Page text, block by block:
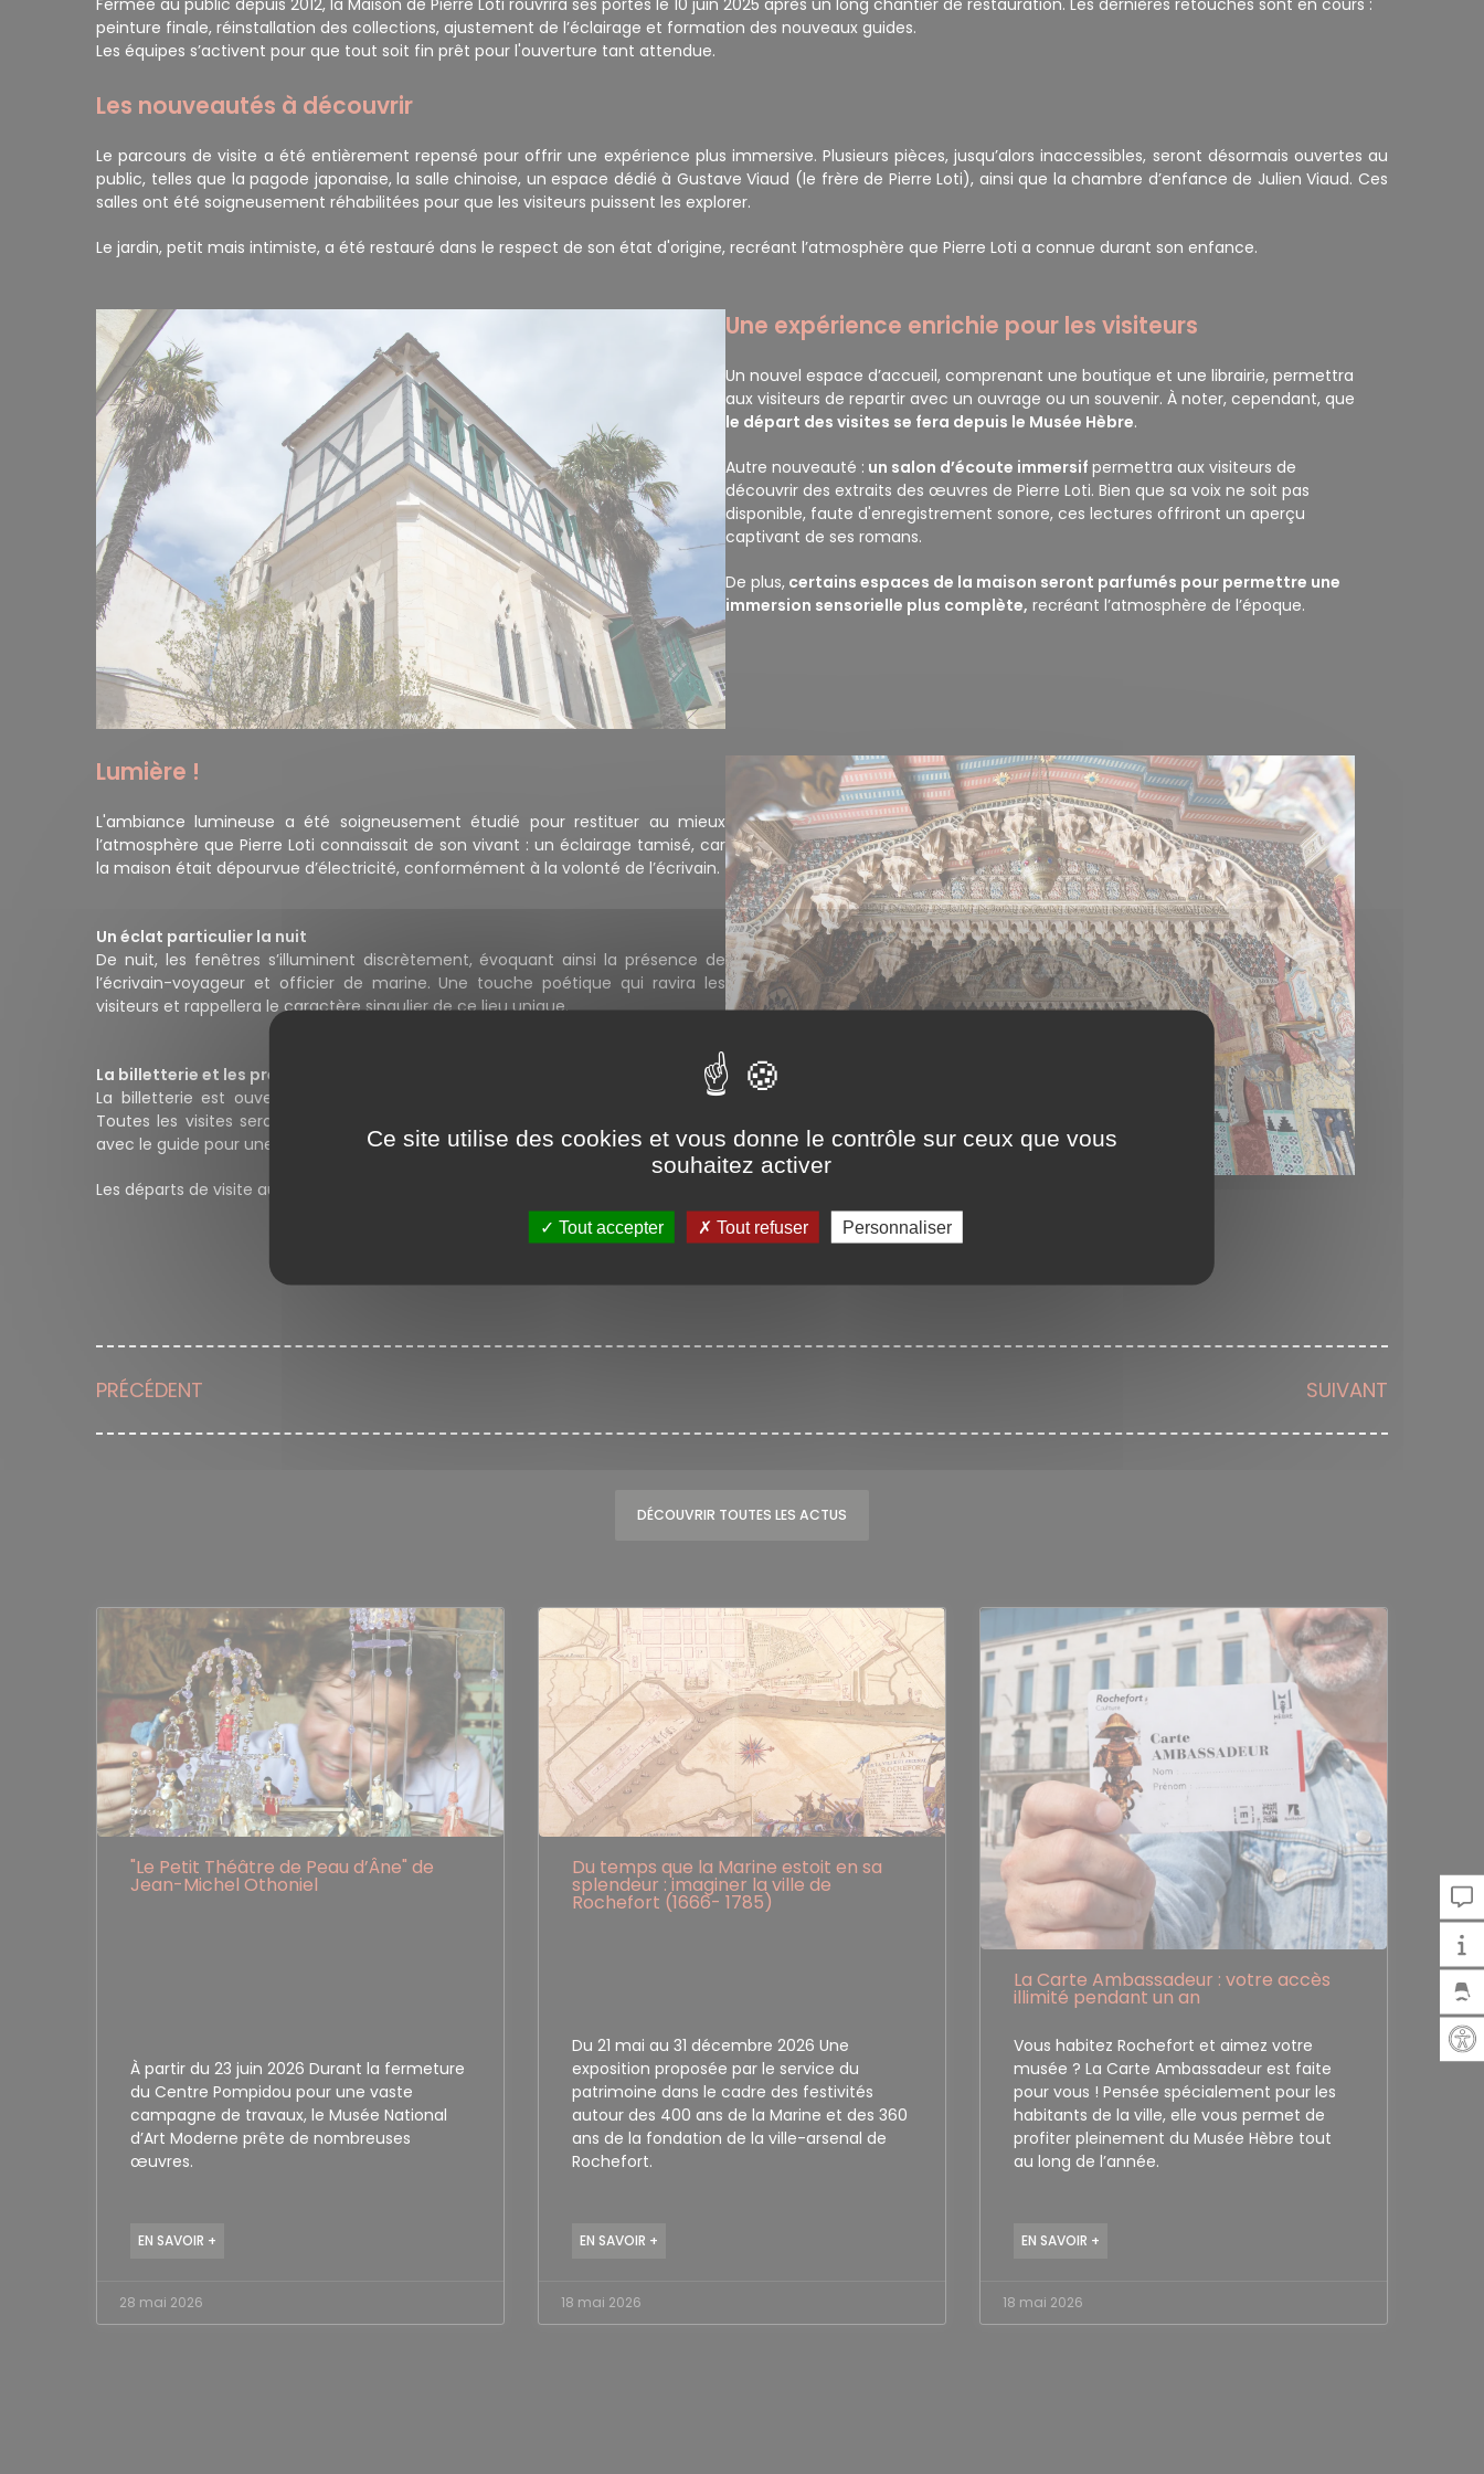
Fermée au public depuis 2012, la Maison de Pierre Loti rouvrira ses portes le 10 juin 2025 après un long chantier de restauration. Les dernières retouches sont en cours :
peinture finale, réinstallation des collections, ajustement de l’éclairage et formation des nouveaux guides.
Les équipes s’activent pour que tout soit fin prêt pour l'ouverture tant attendue.
Les nouveautés à découvrir
Le parcours de visite a été entièrement repensé pour offrir une expérience plus immersive. Plusieurs pièces, jusqu’alors inaccessibles, seront désormais ouvertes au
public, telles que la pagode japonaise, la salle chinoise, un espace dédié à Gustave Viaud (le frère de Pierre Loti), ainsi que la chambre d’enfance de Julien Viaud. Ces
salles ont été soigneusement réhabilitées pour que les visiteurs puissent les explorer.
Le jardin, petit mais intimiste, a été restauré dans le respect de son état d'origine, recréant l’atmosphère que Pierre Loti a connue durant son enfance.
Une expérience enrichie pour les visiteurs
Un nouvel espace d’accueil, comprenant une boutique et une librairie, permettra
aux visiteurs de repartir avec un ouvrage ou un souvenir. À noter, cependant, que
le départ des visites se fera depuis le Musée Hèbre.
Autre nouveauté : un salon d’écoute immersif permettra aux visiteurs de
découvrir des extraits des œuvres de Pierre Loti. Bien que sa voix ne soit pas
disponible, faute d'enregistrement sonore, ces lectures offriront un aperçu
captivant de ses romans.
De plus, certains espaces de la maison seront parfumés pour permettre une
immersion sensorielle plus complète, recréant l’atmosphère de l’époque.
Lumière !
L'ambiance lumineuse a été soigneusement étudié pour restituer au mieux
l’atmosphère que Pierre Loti connaissait de son vivant : un éclairage tamisé, car
la maison était dépourvue d’électricité, conformément à la volonté de l’écrivain.
Un éclat particulier la nuit
De nuit, les fenêtres s’illuminent discrètement, évoquant ainsi la présence de
l’écrivain-voyageur et officier de marine. Une touche poétique qui ravira les
visiteurs et rappellera le caractère singulier de ce lieu unique.
La billetterie et les premières visites
La billetterie est ouverte, et les premières visites auront lieu le mardi 10 juin.
Toutes les visites seront guidées. Les groupes de dix personnes embarqueront
avec le guide pour une découverte d'une heure et demie.
Les départs de visite auront lieu au musée Hèbre.
PRÉCÉDENT SUIVANT
DÉCOUVRIR TOUTES LES ACTUS
"Le Petit Théâtre de Peau d’Âne" de
Jean-Michel Othoniel
À partir du 23 juin 2026 Durant la fermeture
du Centre Pompidou pour une vaste
campagne de travaux, le Musée National
d’Art Moderne prête de nombreuses
œuvres.
EN SAVOIR +
28 mai 2026
Du temps que la Marine estoit en sa
splendeur : imaginer la ville de
Rochefort (1666- 1785)
Du 21 mai au 31 décembre 2026 Une
exposition proposée par le service du
patrimoine dans le cadre des festivités
autour des 400 ans de la Marine et des 360
ans de la fondation de la ville-arsenal de
Rochefort.
EN SAVOIR +
18 mai 2026
La Carte Ambassadeur : votre accès
illimité pendant un an
Vous habitez Rochefort et aimez votre
musée ? La Carte Ambassadeur est faite
pour vous ! Pensée spécialement pour les
habitants de la ville, elle vous permet de
profiter pleinement du Musée Hèbre tout
au long de l’année.
EN SAVOIR +
18 mai 2026
Ce site utilise des cookies et vous donne le contrôle sur ceux que vous
souhaitez activer
Tout accepter Tout refuser Personnaliser